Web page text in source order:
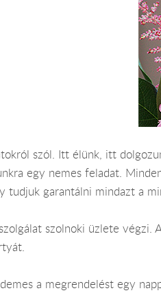
szól. Itt élünk, itt
egy nemes feladat.
tudjuk garantálni mindazt a
szolnoki üzlete
a megrendelést egy